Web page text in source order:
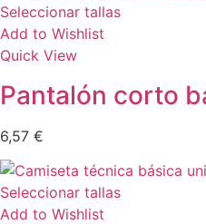
Seleccionar tallas
Add to Wishlist
Quick View
Pantalón corto
6,57 €
Seleccionar tallas
Add to Wishlist